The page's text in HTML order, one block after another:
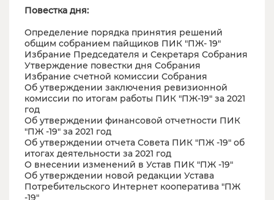
Повестка дня:
Определение порядка принятия решений
общим собранием пайщиков ПИК "ПЖ- 19"
Избрание Председателя и Секретаря Собрания
Утверждение повестки дня Собрания
Избрание счетной комиссии Собрания
Об утверждении заключения ревизионной
комиссии по итогам работы ПИК "ПЖ-19" за 2021
год
Об утверждении финансовой отчетности ПИК
"ПЖ -19" за 2021 год
Об утверждении отчета Совета ПИК "ПЖ -19" об
итогах деятельности за 2021 год
О внесении изменений в Устав ПИК "ПЖ -19"
Об утверждении новой редакции Устава
Потребительского Интернет кооператива "ПЖ
-19"